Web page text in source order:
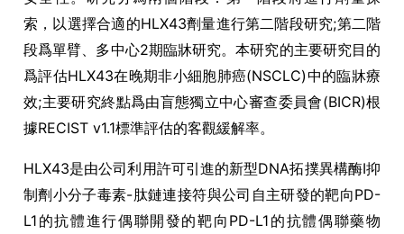
索，以選擇合適的HLX43劑量進行第二階段研究;第二階
段爲單臂、多中心2期臨牀研究。本研究的主要研究目的
爲評估HLX43在晚期非小細胞肺癌(NSCLC)中的臨牀療
效;主要研究終點爲由盲態獨立中心審查委員會(BICR)根
據RECIST v1.1標準評估的客觀緩解率。
HLX43是由公司利用許可引進的新型DNA拓撲異構酶I抑
制劑小分子毒素-肽鏈連接符與公司自主研發的靶向PD-
L1的抗體進行偶聯開發的靶向PD-L1的抗體偶聯藥物